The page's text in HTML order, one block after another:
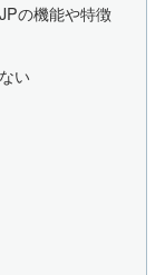
の機能や特徴
い